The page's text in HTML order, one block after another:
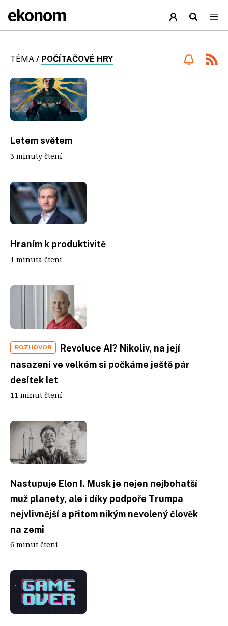
TÉMA / POČÍTAČOVÉ HRY
Letem světem
3 minuty čtení
Hraním k produktivitě
1 minuta čtení
ROZHOVOR
Revoluce AI? Nikoliv, na její
nasazení ve velkém si počkáme ještě pár
desítek let
11 minut čtení
Nastupuje Elon I. Musk je nejen nejbohatší
muž planety, ale i díky podpoře Trumpa
nejvlivnější a přitom nikým nevolený člověk
na zemi
6 minut čtení